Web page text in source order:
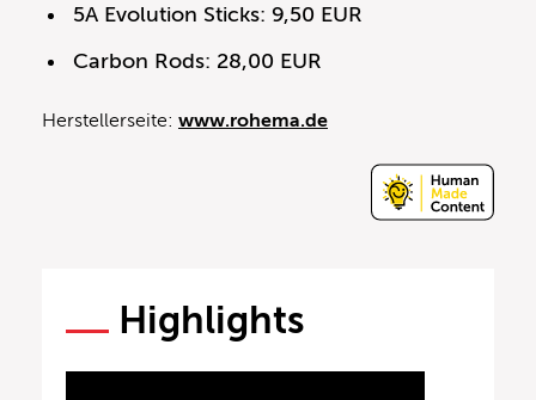
5A Evolution Sticks: 9,50 EUR
Carbon Rods: 28,00 EUR
Herstellerseite: www.rohema.de
Highlights